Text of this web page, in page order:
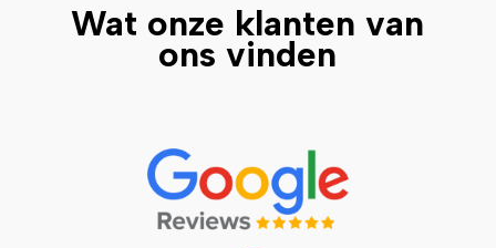
Wat onze klanten van
ons vinden